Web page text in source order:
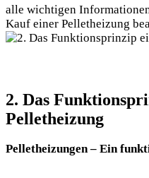
alle wichtigen
Kauf einer Pelletheizung
2. Das
Pelletheizung
Pelletheizungen – Ein